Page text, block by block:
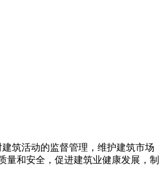
活动的监督管理，维护建筑市场
量和安全，促进建筑业健康发展，制